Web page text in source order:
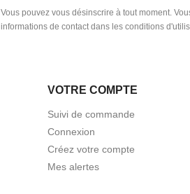
Vous pouvez vous désinscrire à tout moment.
informations de contact dans les conditions
VOTRE COMPTE
Suivi de commande
Connexion
Créez votre compte
Mes alertes